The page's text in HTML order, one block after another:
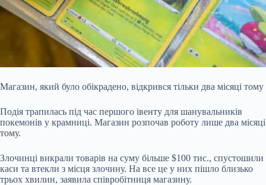
Магазин, який було обікрадено, відкрився тільки два місяці тому
Подія трапилась під час першого івенту для шанувальників
покемонів у крамниці. Магазин розпочав роботу лише два місяці
тому.
Злочинці викрали товарів на суму більше $100 тис., спустошили
каси та втекли з місця злочину. На все це у них пішло близько
трьох хвилин, заявила співробітниця магазину.